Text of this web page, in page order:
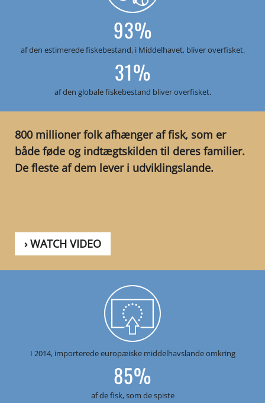
93%
af den estimerede fiskebestand, i Middelhavet, bliver overfisket.
31%
af den globale fiskebestand bliver overfisket.
800 millioner folk afhænger af fisk, som er
både føde og indtægtskilden til deres familier.
De fleste af dem lever i udviklingslande.
›WATCH VIDEO
I 2014, importerede europæiske middelhavslande omkring
85%
af de fisk, som de spiste